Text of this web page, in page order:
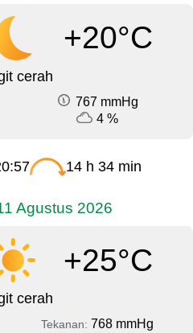
+20°C
cerah
767 mmHg
4 %
14 h 34 min
Agustus 2026
+25°C
cerah
Tekanan: 768 mmHg